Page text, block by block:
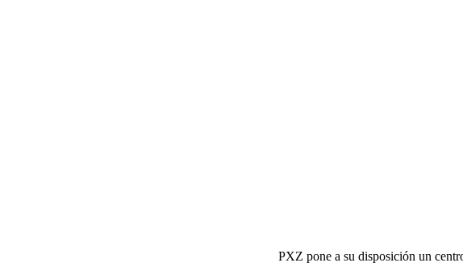
PXZ pone a su disposición un